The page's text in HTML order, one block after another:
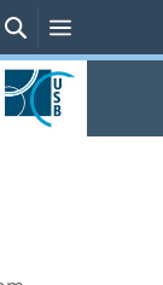
SucheMenü